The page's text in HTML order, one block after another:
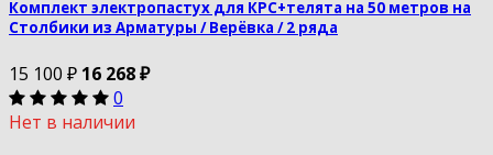
Комплект электропастух для КРС+телята на 50 метров на
Столбики из Арматуры / Верёвка / 2 ряда
15 100 ₽ 16 268₽
0
Нет в наличии